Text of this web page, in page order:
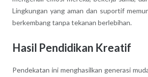
Lingkungan yang aman dan suportif
berkembang tanpa tekanan berlebihan.
Hasil Pendidikan Kreatif
Pendekatan ini menghasilkan generasi